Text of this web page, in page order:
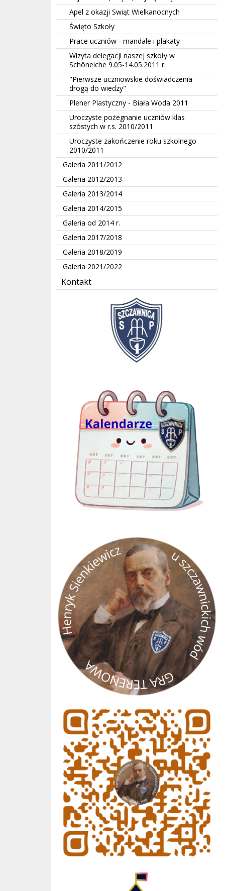
Apel z okazji Swiąt Wielkanocnych
Święto Szkoły
Prace uczniów - mandale i plakaty
Wizyta delegacji naszej szkoły w
Schöneiche 9.05-14.05.2011 r.
"Pierwsze uczniowskie doświadczenia
drogą do wiedzy"
Plener Plastyczny - Biała Woda 2011
Uroczyste pożegnanie uczniów klas
szóstych w r.s. 2010/2011
Uroczyste zakończenie roku szkolnego
2010/2011
Galeria 2011/2012
Galeria 2012/2013
Galeria 2013/2014
Galeria 2014/2015
Galeria od 2014 r.
Galeria 2017/2018
Galeria 2018/2019
Galeria 2021/2022
Kontakt